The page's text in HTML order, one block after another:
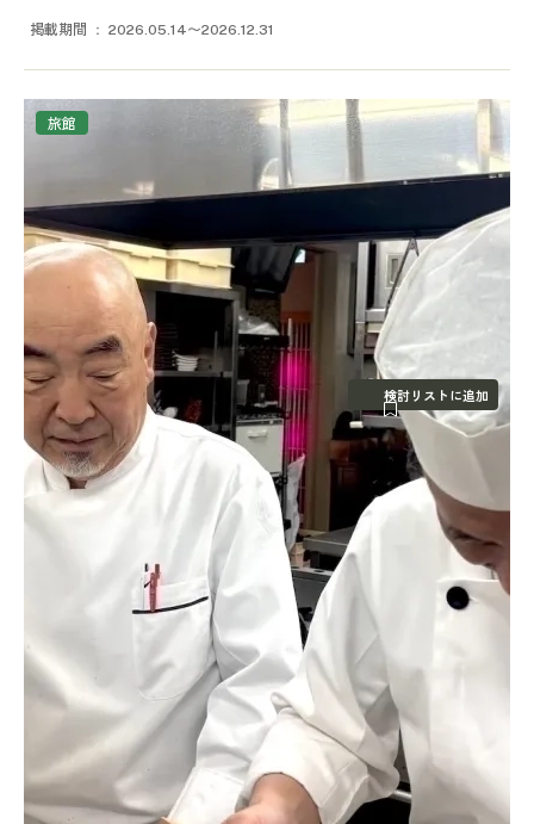
掲載期間 2026.05.14〜2026.12.31
旅館
検討リストに追加